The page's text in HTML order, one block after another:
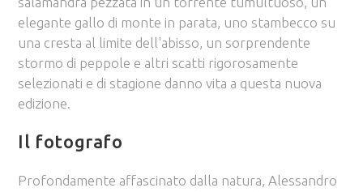
elegante gallo di monte in parata, uno stambecco su
una cresta al limite dell'abisso, un sorprendente
stormo di peppole e altri scatti rigorosamente
selezionati e di stagione danno vita a questa nuova
edizione.
Il fotografo
Profondamente affascinato dalla natura, Alessandro